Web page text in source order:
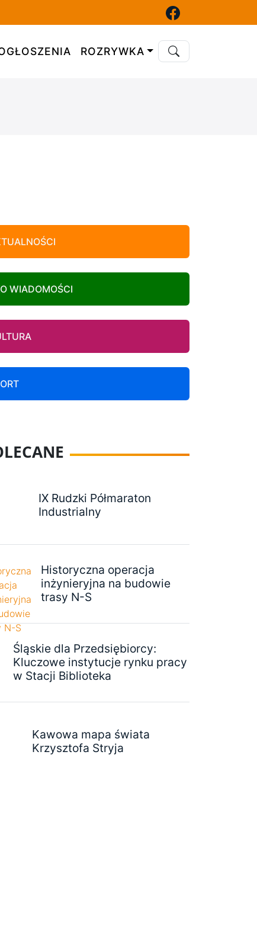
ROZRYWKA
WIADOMOŚCI
IX Rudzki Półmaraton
Industrialny
Historyczna operacja
inżynieryjna na budowie
trasy N-S
Śląskie dla Przedsiębiorcy:
Kluczowe instytucje rynku pracy
w Stacji Biblioteka
Kawowa mapa świata
Krzysztofa Stryja